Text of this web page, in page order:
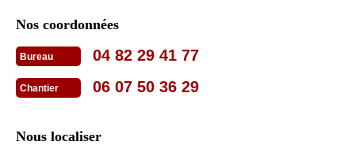
Nos coordonnées
Bureau 04 82 29 41 77
Chantier 06 07 50 36 29
Nous localiser